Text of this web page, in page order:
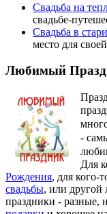
Свадьба на
свадьбе-
Свадьба в
место для
Любимый
-
Для
Рождения, для кого-
свадьбы, или
праздники - разные,